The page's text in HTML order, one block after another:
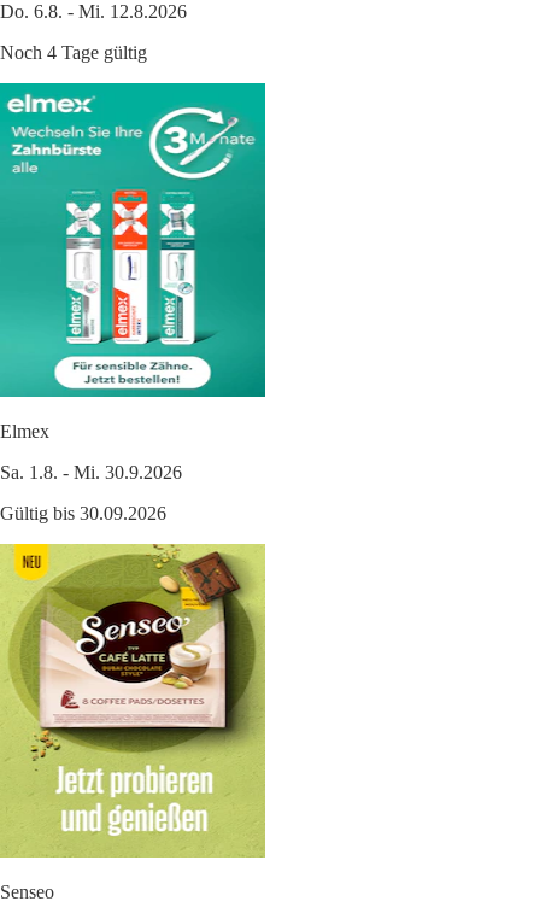
Do. 6.8. - Mi. 12.8.2026
Noch 4 Tage gültig
Elmex
Sa. 1.8. - Mi. 30.9.2026
Gültig bis 30.09.2026
Senseo